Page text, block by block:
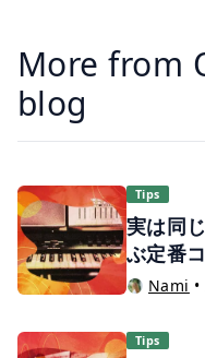
More from
blog
Tips
実は同
ぶ定番
Nami •
Tips